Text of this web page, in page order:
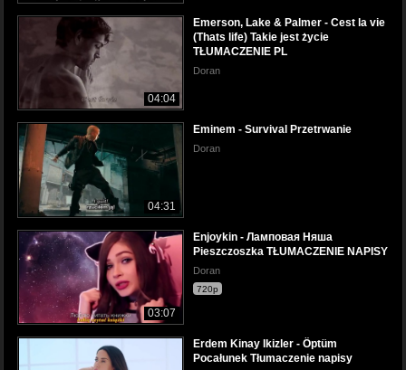
04:04
Emerson, Lake & Palmer - Cest la vie
(Thats life) Takie jest życie
TŁUMACZENIE PL
Doran
04:31
Eminem - Survival Przetrwanie
Doran
03:07
Enjoykin - Ламповая Няша
Pieszczoszka TŁUMACZENIE NAPISY
Doran
720p
Erdem Kinay Ikizler - Öptüm
Pocałunek Tłumaczenie napisy